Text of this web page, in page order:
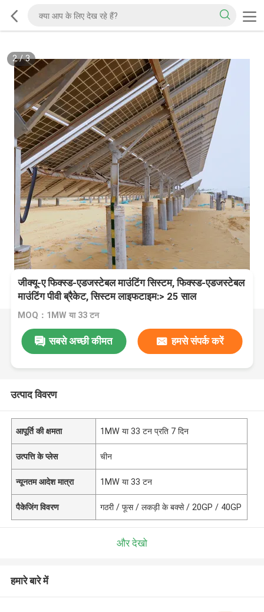
2/3
जीक्यू-ए फिक्स्ड-एडजस्टेबल माउंटिंग सिस्टम, फिक्स्ड-एडजस्टेबल
माउंटिंग पीवी ब्रैकेट, सिस्टम लाइफटाइम:> 25 साल
MOQ：1MW या 33 टन
सबसे अच्छी कीमत हमसे संपर्क करें
उत्पाद विवरण
आपूर्ति की क्षमता 1MW या 33 टन प्रति 7 दिन
उत्पत्ति के प्लेस चीन
न्यूनतम आदेश मात्रा 1MW या 33 टन
पैकेजिंग विवरण गठरी / फूस / लकड़ी के बक्से / 20GP / 40GP
और देखो
हमारे बारे में